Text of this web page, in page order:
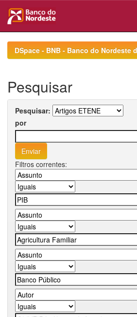
navigationDSpace - BNB - Banco do Nordeste
Pesquisar
Pesquisar:
por
Filtros correntes: